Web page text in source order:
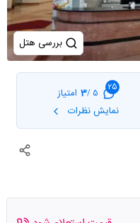
بررسی هتل
25
5 /
3 امتیاز
نمایش نظرات